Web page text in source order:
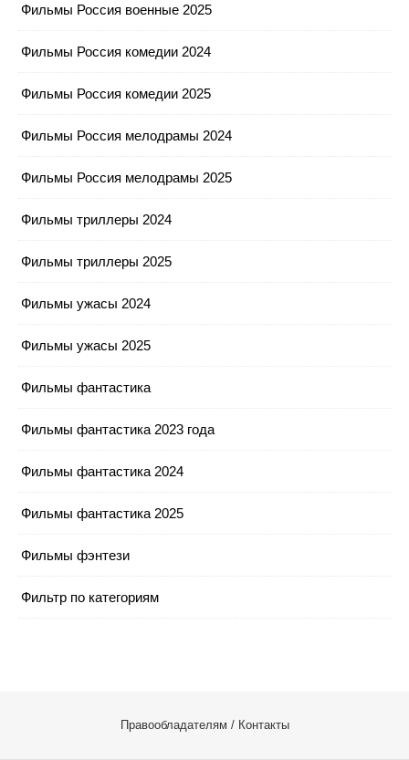
Фильмы Россия военные 2025
Фильмы Россия комедии 2024
Фильмы Россия комедии 2025
Фильмы Россия мелодрамы 2024
Фильмы Россия мелодрамы 2025
Фильмы триллеры 2024
Фильмы триллеры 2025
Фильмы ужасы 2024
Фильмы ужасы 2025
Фильмы фантастика
Фильмы фантастика 2023 года
Фильмы фантастика 2024
Фильмы фантастика 2025
Фильмы фэнтези
Фильтр по категориям
Правообладателям / Контакты